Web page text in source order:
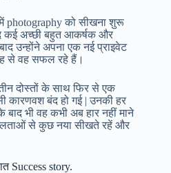
photography को सीखना शुरू
कई अच्छी बहुत आकर्षक और
उन्होंने अपना एक नई प्राइवेट
से वह सफल रहे हैं।
दोस्तों के साथ फिर से एक
कारणवश बंद हो गई | उनकी हर
भी वह कभी अब हार नहीं माने
से कुछ नया सीखते रहें और
Success story.